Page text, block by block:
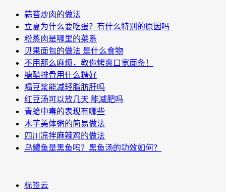
蒜苔炒肉的做法
立夏为什么要吃蛋？有什么特别的原因吗
粉蒸肉是哪里的菜系
贝果面包的做法 是什么食物
不用那么麻烦，教你烤爽口宽面条！
糖醋排骨用什么糖好
喝豆浆能减轻脂肪肝吗
红豆汤可以放几天 能减肥吗
青蛤中毒的表现有哪些
木芋美体粥的简易做法
四川凉拌麻辣鸡的做法
乌鳢鱼是黑鱼吗？黑鱼汤的功效如何？
标签云